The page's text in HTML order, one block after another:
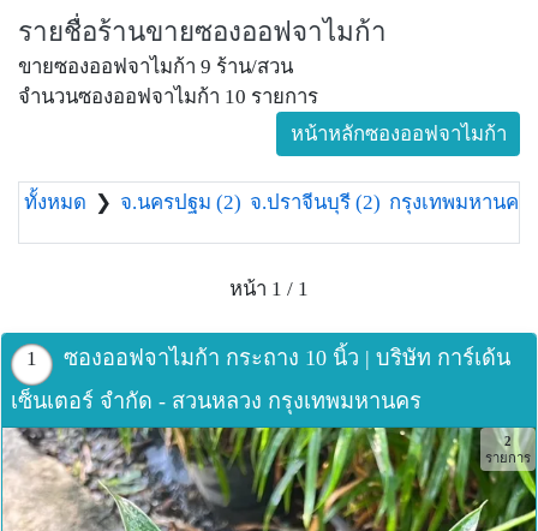
รายชื่อร้านขายซองออฟจาไมก้า
ขายซองออฟจาไมก้า 9 ร้าน/สวน
จำนวนซองออฟจาไมก้า 10 รายการ
หน้าหลักซองออฟจาไมก้า
ทั้งหมด ❯ จ.นครปฐม (2) จ.ปราจีนบุรี (2) กรุงเทพมหานคร
หน้า 1 / 1
1
ซองออฟจาไมก้า กระถาง 10 นิ้ว | บริษัท การ์เด้น
เซ็นเตอร์ จำกัด - สวนหลวง กรุงเทพมหานคร
2
รายการ